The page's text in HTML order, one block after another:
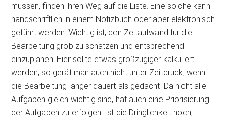
müssen, finden ihren Weg auf die Liste. Eine solche kann
handschriftlich in einem Notizbuch oder aber elektronisch
geführt werden. Wichtig ist, den Zeitaufwand für die
Bearbeitung grob zu schätzen und entsprechend
einzuplanen. Hier sollte etwas großzügiger kalkuliert
werden, so gerät man auch nicht unter Zeitdruck, wenn
die Bearbeitung länger dauert als gedacht. Da nicht alle
Aufgaben gleich wichtig sind, hat auch eine Priorisierung
der Aufgaben zu erfolgen. Ist die Dringlichkeit hoch,